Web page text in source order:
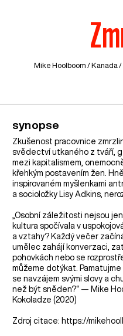
Mike Hoolboom / Kanada /
synopse
Zkušenost pracovnice
svědectví utkaného z tváří,
mezi kapitalismem,
křehkým postavením žen.
inspirovaném myšlenkami
a socioložky Lisy Adkins,
„Osobní záležitosti nejsou
kultura spočívala v
a vztahy? Každý večer
umělec zahájí konverzaci,
pohovkách nebo se
můžeme dotýkat.
se navzájem svými slovy a
než být sněden?“ — Mike
Kokoladze (2020)
Zdroj citace: https://